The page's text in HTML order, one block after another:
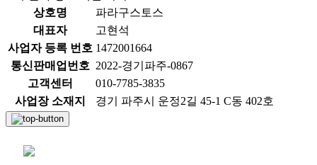
- 볶음밥소스(나시고랭 한우리 1K)
판매하는 상품입니다-
상호명
파라구스토스
대표자
고현석
사업자 등록 번호 1472001664
통신판매업번호 2022-경기파주-0867
고객센터
010-7785-3835
사업장 소재지
경기 파주시 운정2길 45-1 C동 402호